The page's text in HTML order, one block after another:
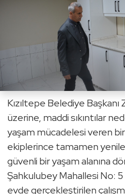
Kızıltepe Belediye Başkanı
üzerine, maddi sıkıntılar
yaşam mücadelesi veren
ekiplerince tamamen
güvenli bir yaşam alanına
Şahkulubey Mahallesi No:
evde gerçekleştirilen